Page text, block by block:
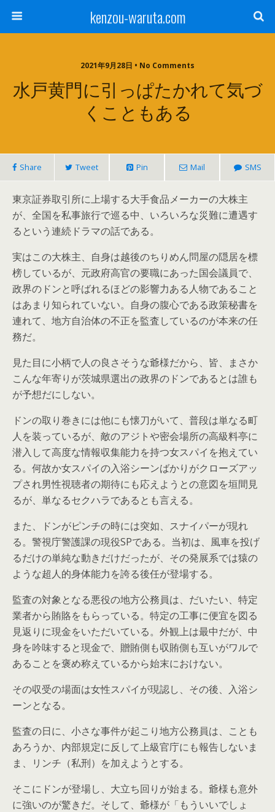
kenzou-waruta.com
2021年9月28日 • No Comments
水戸黄門に引っぱたかれて気づ
くこともある
Share Tweet Pin Mail SMS
東京証券取引所に上場する大手食品メーカーの大株主
が、全国を私事旅行で巡る中、いろいろな災難に遭遇す
るという連続ドラマの話である。
実はこの大株主、自身は越後のちりめん問屋の隠居を標
榜しているが、元政府高官の要職にあった国会議員で、
政界のドンと呼ばれるほどの影響力ある人物であること
はあまり知られていない。自身の腹心である政策秘書を
連れて、地方自治体の不正を監査しているのが本来の任
務だ。
見た目に小柄で人の良さそうな爺様だから、皆、まさか
こんな年寄りが茨城県選出の政界のドンであるとは誰も
が予想だにしない。
ドンの取り巻きには他にも懐刀がいて、普段は単なる町
人を装っているが、敵のアジトや密会場所の高級料亭に
潜入して高度な情報収集能力を持つ女スパイを抱えてい
る。何故か女スパイの入浴シーンばかりがクローズアッ
プされ男性視聴者の期待にも応えようとの意図を垣間見
るが、単なるセクハラであるとも言える。
また、ドンがピンチの時には突如、スナイパーが現れ
る。警視庁警護課の現役SPである。当初は、風車を投げ
るだけの単純な動きだけだったが、その発展系では猿の
ような超人的身体能力を誇る後任が登場する。
監査の対象となる悪役の地方公務員は、だいたい、特定
業者から賄賂をもらっている。特定の工事に便宜を図る
見返りに現金をいただいている。外観上は最中だが、中
身を吟味すると現金で、贈賄側も収賄側も互いがワルで
あることを褒め称えているから始末におけない。
その収受の場面は女性スパイが現認し、その後、入浴シ
ーンとなる。
監査の日に、小さな事件が起こり地方公務員は、ことも
あろうか、内部規定に反して上級官庁にも報告しないま
ま、リンチ（私刑）を加えようとする。
そこにドンが登場し、大立ち回りが始まる。爺様も意外
に強いのが驚きだ。そして、爺様が「もういいでしょ